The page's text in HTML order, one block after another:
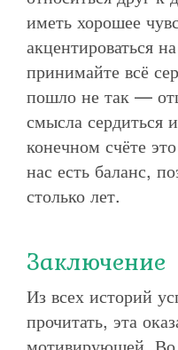
иметь хорошее
акцентироваться
принимайте всё
пошло не так —
смысла сердиться
конечном счёте
нас есть баланс,
столько лет.
Заключение
Из всех историй
прочитать, эта